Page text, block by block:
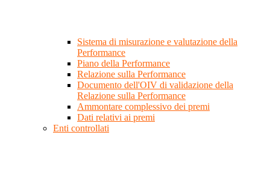
Sistema di misurazione e valutazione della
Performance
Piano della Performance
Relazione sulla Performance
Documento dell'OIV di validazione della
Relazione sulla Performance
Ammontare complessivo dei premi
Dati relativi ai premi
Enti controllati